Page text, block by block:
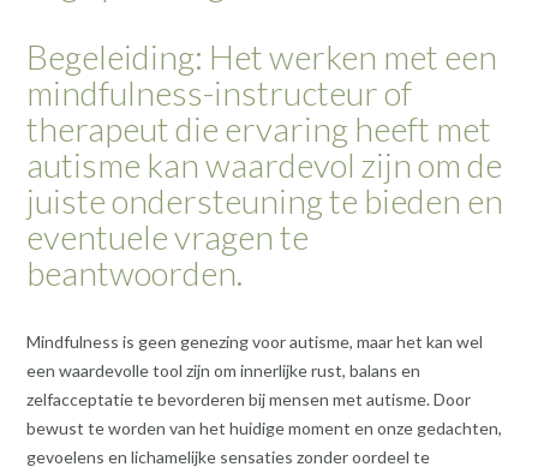
Begeleiding: Het werken met een
mindfulness-instructeur of
therapeut die ervaring heeft met
autisme kan waardevol zijn om de
juiste ondersteuning te bieden en
eventuele vragen te
beantwoorden.
Mindfulness is geen genezing voor autisme, maar het kan wel
een waardevolle tool zijn om innerlijke rust, balans en
zelfacceptatie te bevorderen bij mensen met autisme. Door
bewust te worden van het huidige moment en onze gedachten,
gevoelens en lichamelijke sensaties zonder oordeel te